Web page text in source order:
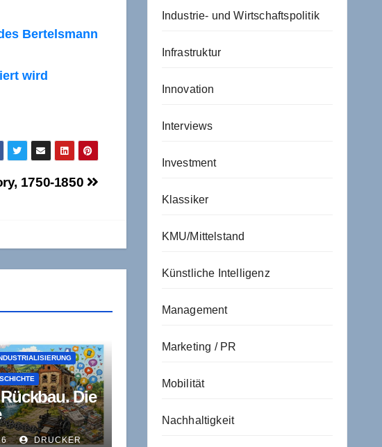
Bertelsmann
wird
1750-1850
Die
als
DRUCKER
Industrie- und Wirtschaftspolitik
Infrastruktur
Innovation
Interviews
Investment
Klassiker
KMU/Mittelstand
Künstliche Intelligenz
Management
Marketing / PR
Mobilität
Nachhaltigkeit